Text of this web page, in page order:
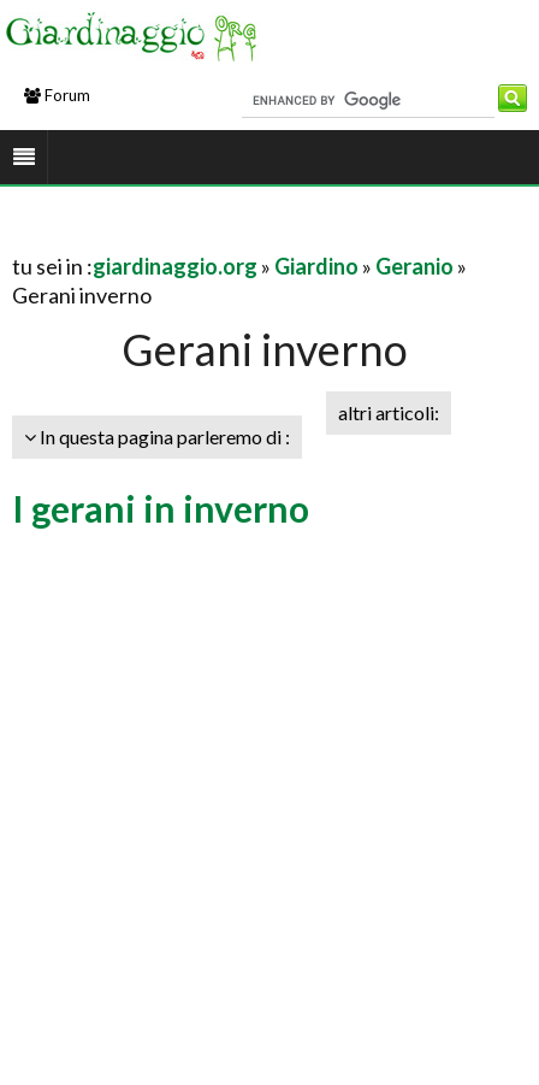
Forum
tu sei in :giardinaggio.org » Giardino » Geranio »
Gerani inverno
Gerani inverno
In questa pagina parleremo di :
altri articoli:
I gerani in inverno